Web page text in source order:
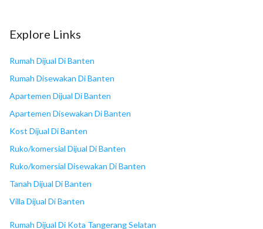
18 Plaza Bintaro Jaya
Explore Links
Rumah Dijual Di Banten
Rumah Disewakan Di Banten
Apartemen Dijual Di Banten
Apartemen Disewakan Di Banten
Kost Dijual Di Banten
Ruko/komersial Dijual Di Banten
Ruko/komersial Disewakan Di Banten
Tanah Dijual Di Banten
Villa Dijual Di Banten
Rumah Dijual Di Kota Tangerang Selatan